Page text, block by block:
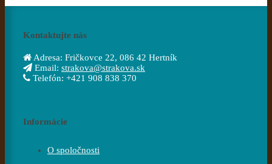
Kontaktujte nás
Adresa: Fričkovce 22, 086 42 Hertník
Email: strakova@strakova.sk
Telefón: +421 908 838 370
Informácie
O spoločnosti